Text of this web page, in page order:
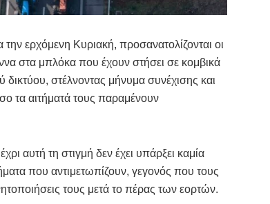
ερχόμενη Κυριακή, προσανατολίζονται οι
στα μπλόκα που έχουν στήσει σε κομβικά
δικτύου, στέλνοντας μήνυμα συνέχισης και
τα αιτήματά τους παραμένουν
αυτή τη στιγμή δεν έχει υπάρξει καμία
που αντιμετωπίζουν, γεγονός που τους
τους μετά το πέρας των εορτών.